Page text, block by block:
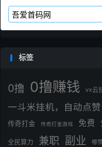
标签
0撸 0撸赚钱 vx云
一斗米挂机，自动点
传奇打金
传奇打金游戏 免费
全民算力 兼职 副业 嘟